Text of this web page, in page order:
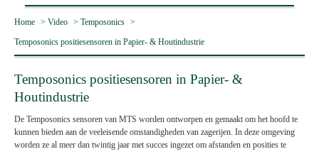
Home > Video > Temposonics >
Temposonics positiesensoren in Papier- & Houtindustrie
Temposonics positiesensoren in Papier- &
Houtindustrie
De Temposonics sensoren van MTS worden ontworpen en gemaakt om het hoofd te
kunnen bieden aan de veeleisende omstandigheden van zagerijen. In deze omgeving
worden ze al meer dan twintig jaar met succes ingezet om afstanden en posities te